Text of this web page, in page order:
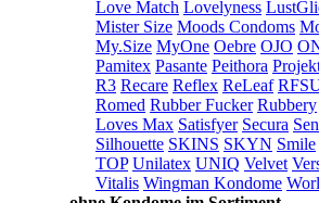
Love Match Lovelyness
Mister Size Moods Condoms
My.Size MyOne Oebre OJO
Pamitex Pasante Peithora
R3 Recare Reflex ReLeaf
Romed Rubber Fucker Rubbery
Loves Max Satisfyer Secura
Silhouette SKINS SKYN Smile
TOP Unilatex UNIQ Velvet
Vitalis Wingman Kondome